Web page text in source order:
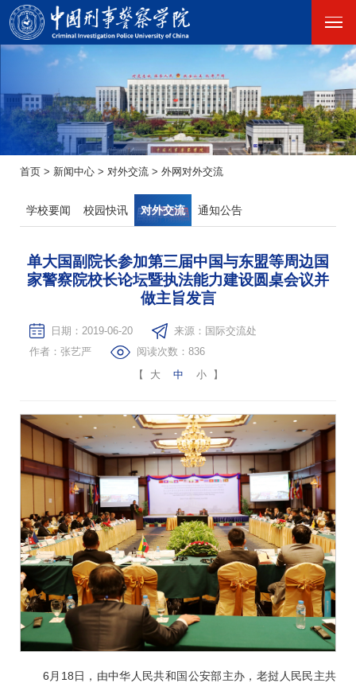
首页 > 新闻中心 > 对外交流 > 外网对外交流
学校要闻 校园快讯 对外交流 通知公告
单大国副院长参加第三届中国与东盟等周边国
家警察院校长论坛暨执法能力建设圆桌会议并
做主旨发言
日期：2019-06-20
来源：国际交流处
作者：张艺严
阅读次数： 836
【
大 中 小 】
6月18日，由中华人民共和国公安部主办，老挝人民民主共